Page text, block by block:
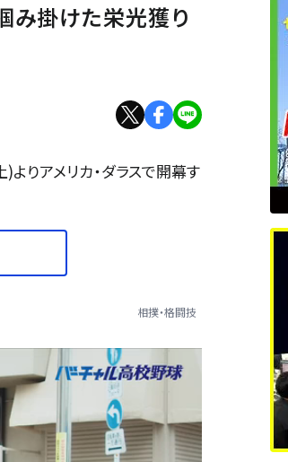
み掛けた栄光獲り
りアメリカ・ダラスで開幕す
相撲・格闘技